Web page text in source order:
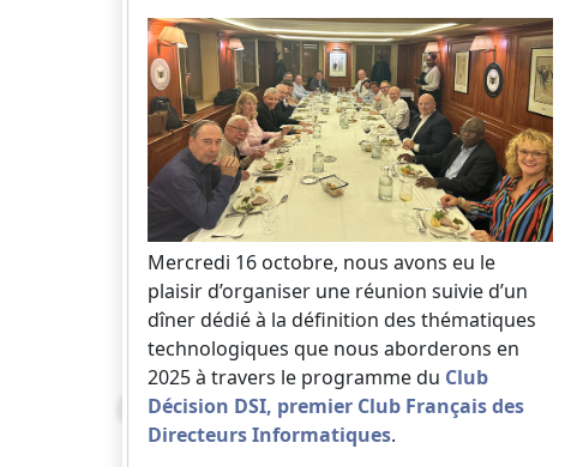
Mercredi 16 octobre, nous avons eu le
plaisir d’organiser une réunion suivie d’un
dîner dédié à la définition des thématiques
technologiques que nous aborderons en
2025 à travers le programme du Club
Décision DSI, premier Club Français des
Directeurs Informatiques.